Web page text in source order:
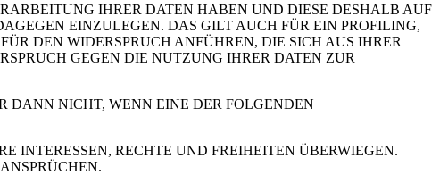
IHRER DATEN HABEN UND DIESE DESHALB AUF
EINZULEGEN. DAS GILT AUCH FÜR EIN PROFILING,
DEN WIDERSPRUCH ANFÜHREN, DIE SICH AUS IHRER
GEGEN DIE NUTZUNG IHRER DATEN ZUR
DANN NICHT, WENN EINE DER FOLGENDEN
INTERESSEN, RECHTE UND FREIHEITEN ÜBERWIEGEN.